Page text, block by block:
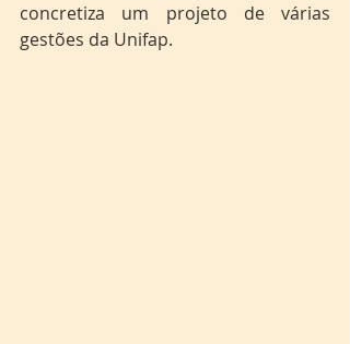
concretiza um projeto de várias
gestões da Unifap.